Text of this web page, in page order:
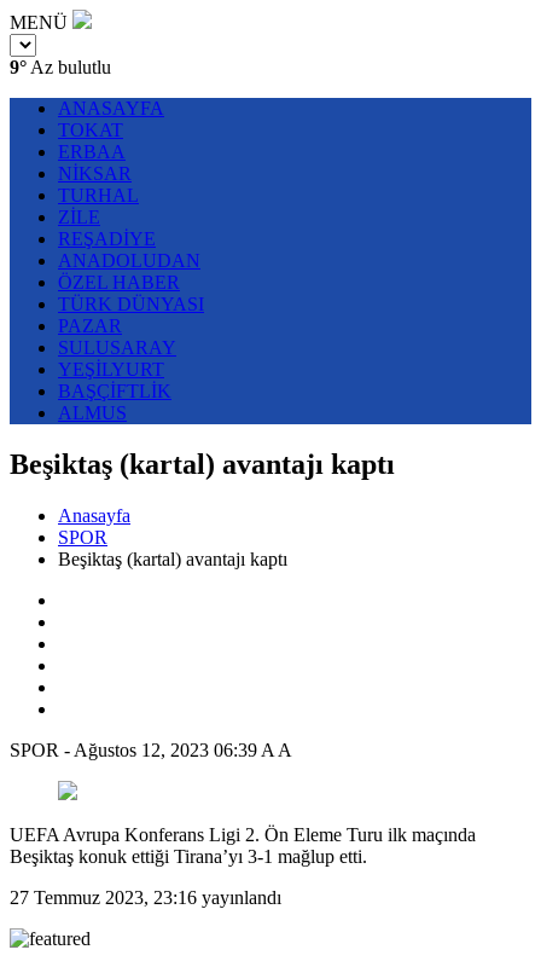
MENÜ
9° Az bulutlu
ANASAYFA
TOKAT
ERBAA
NİKSAR
TURHAL
ZİLE
REŞADİYE
ANADOLUDAN
ÖZEL HABER
TÜRK DÜNYASI
PAZAR
SULUSARAY
YEŞİLYURT
BAŞÇİFTLİK
ALMUS
Beşiktaş (kartal) avantajı kaptı
Anasayfa
SPOR
Beşiktaş (kartal) avantajı kaptı
SPOR - Ağustos 12, 2023 06:39 A A
UEFA Avrupa Konferans Ligi 2. Ön Eleme Turu ilk maçında
Beşiktaş konuk ettiği Tirana’yı 3-1 mağlup etti.
27 Temmuz 2023, 23:16 yayınlandı